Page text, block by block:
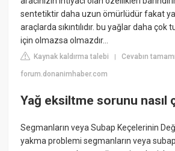
sentetiktir daha uzun ömürlüdür fakat
araçlarda sıkıntılıdır. bu yağlar daha çok
için olmazsa olmazdır...
Kaynak kaldırma talebi |Cevabın
forum.donanimhaber.com
Yağ eksiltme sorunu nasıl
Segmanların veya Subap Keçelerinin
yakma problemi segmanların veya